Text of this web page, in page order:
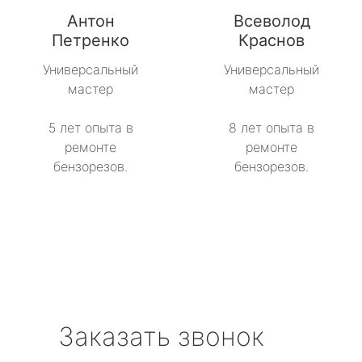
Антон
Петренко
Универсальный
мастер
5 лет опыта в
ремонте
бензорезов.
Всеволод
Краснов
Универсальный
мастер
8 лет опыта в
ремонте
бензорезов.
Заказать звонок